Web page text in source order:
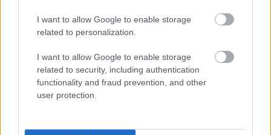
I want to allow Google to enable storage
related to personalization.
I want to allow Google to enable storage
related to security, including authentication
functionality and fraud prevention, and other
user protection.
Solīja lētāku dīzeļdegvielu,
atklājies, kas patiesībā